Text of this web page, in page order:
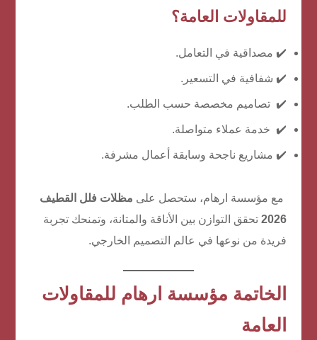
للمقاولات العامة؟
✔️ مصداقية في التعامل.
✔️ شفافية في التسعير.
✔️ تصاميم مخصصة حسب الطلب.
✔️ خدمة عملاء متواصلة.
✔️ مشاريع ناجحة وسابقة أعمال مشرفة.
مع مؤسسة ارهام، ستحصل على مظلات فلل القطيف
2026تحقق التوازن بين الأناقة والمتانة، وتمنحك تجربة
فريدة من نوعها في عالم التصميم الخارجي.
الخاتمة مؤسسة ارهام للمقاولات
العامة